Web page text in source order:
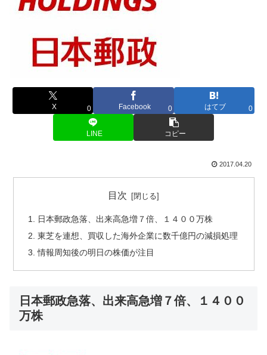
X 0 Facebook 0 はてブ 0
LINE コピー
2017.04.20
目次
日本郵政急落、出来高急増７倍、１４００万株
東芝を連想、買収した海外企業に数千億円の減損処理
情報周知後の明日の株価が注目
日本郵政急落、出来高急増７倍、１４００
万株